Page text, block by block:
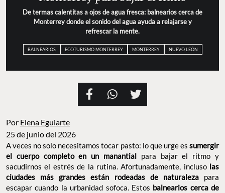
De termas calentitas a ojos de agua fresca: balnearios cerca de
Monterrey donde el sonido del agua ayuda a relajarse y
refrescar la mente.
BALNEARIOS ECOTURISMO MONTERREY MONTERREY NUEVO LEÓN
Por Elena Eguiarte
25 de junio del 2026
A veces no solo necesitamos tocar pasto: lo que urge es sumergir
el cuerpo completo en un manantial para bajar el ritmo y
sacudirnos el estrés de la rutina. Afortunadamente, incluso las
ciudades más grandes están rodeadas de naturalezapara
escapar cuando la urbanidad sofoca. Estos balnearios cerca de